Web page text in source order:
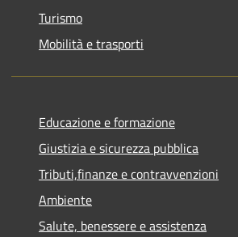
Turismo
Mobilità e trasporti
Educazione e formazione
Giustizia e sicurezza pubblica
Tributi,finanze e contravvenzioni
Ambiente
Salute, benessere e assistenza